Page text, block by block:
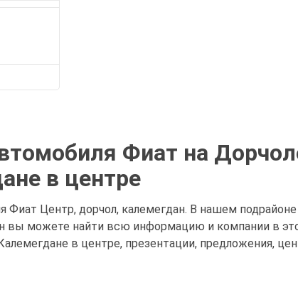
Фиат на
в центре
Фиат Центр, дорчол, калемегдан. В нашем
вы можете найти всю информацию и компании в
в центре, презентации, предложения,